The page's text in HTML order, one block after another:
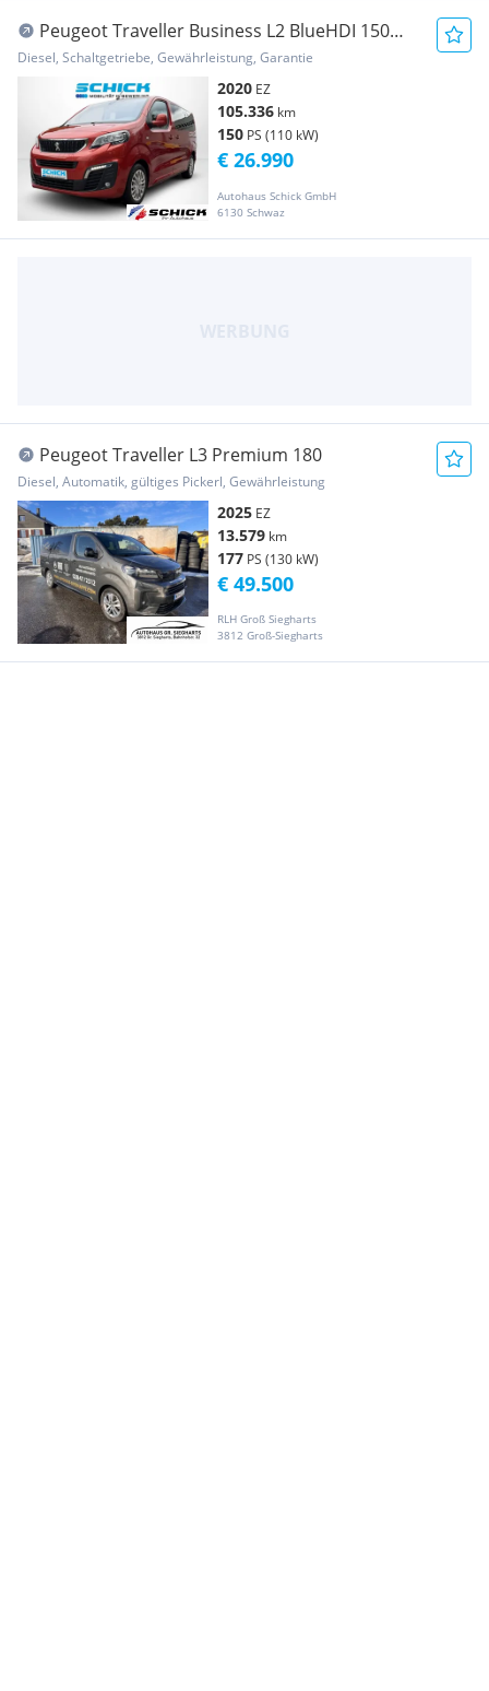
Peugeot Traveller Business L2 BlueHDI 150
S&S
Diesel, Schaltgetriebe, Gewährleistung, Garantie
2020 EZ
105.336 km
150 PS (110 kW)
Autohaus Schick GmbH
6130 Schwaz
€ 26.990
Peugeot Traveller L3 Premium 180
Diesel, Automatik, gültiges Pickerl, Gewährleistung
2025 EZ
13.579 km
177 PS (130 kW)
RLH Groß Siegharts
3812 Groß-Siegharts
€ 49.500